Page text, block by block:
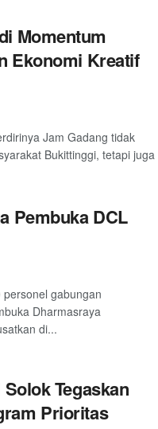
Momentum
Ekonomi Kreatif
Jam Gadang tidak
Bukittinggi, tetapi juga
Pembuka DCL
gabungan
Dharmasraya
di...
Tegaskan
Prioritas